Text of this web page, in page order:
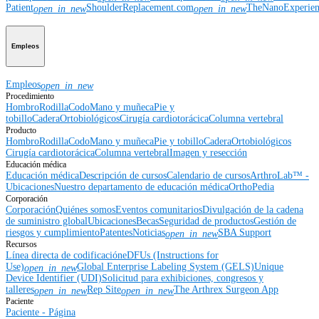
Patientopen_in_newShoulderReplacement.comopen_in_new
Empleos
Empleosopen_in_new
Procedimiento
HombroRodillaCodoMano y muñecaPie y
tobilloCaderaOrtobiológicosCirugía cardiotorácicaColumna vertebral
Producto
HombroRodillaCodoMano y muñecaPie y tobilloCaderaOrtobiológicos
Cirugía cardiotorácicaColumna vertebralImagen y resección
Educación médica
Educación médicaDescripción de cursosCalendario de cursosArthroLab™ -
UbicacionesNuestro departamento de educación médicaOrthoPedia
Corporación
CorporaciónQuiénes somosEventos comunitariosDivulgación de la cadena
de suministro globalUbicacionesBecasSeguridad de productosGestión de
riesgos y cumplimientoPatentesNoticiasopen_in_newSBA Support
Recursos
Línea directa de codificacióneDFUs (Instructions for
Use)open_in_newGlobal Enterprise Labeling System (GELS)Unique
Device Identifier (UDI)Solicitud para exhibiciones, congresos y
talleresopen_in_newRep Siteopen_in_newThe Arthrex Surgeon App
Paciente
Paciente - Página